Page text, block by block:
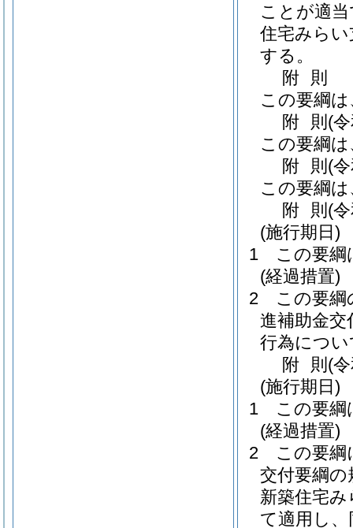
ことが適
住宅みらい
する。
附 則
この要綱
附 則 (
この要綱
附 則 (
この要綱
附 則 (
(施行期日)
1
この要綱
(経過措置)
2
この要綱
進補助金
行為につ
附 則 (
(施行期日)
1
この要綱
(経過措置)
2
この要綱
交付要綱
新築住宅
て適用し